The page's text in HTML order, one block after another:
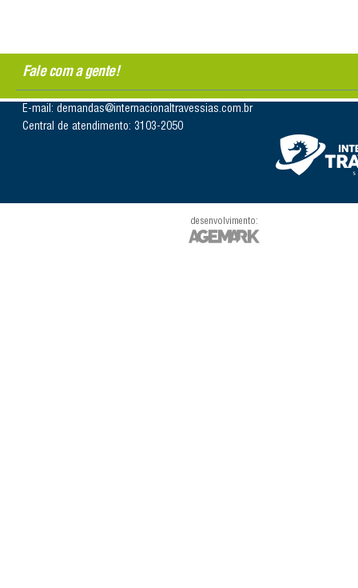
Fale com a gente!
E-mail: demandas@internacionaltravessias.com.br
Central de atendimento: 3103-2050
desenvolvimento: